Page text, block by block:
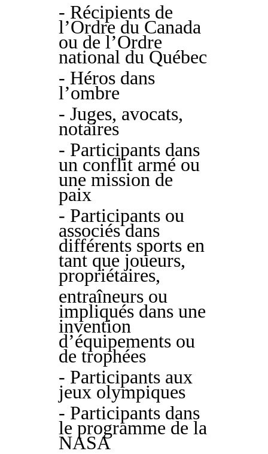
- Récipients de
l’Ordre du Canada
ou de l’Ordre
national du Québec
- Héros dans
l’ombre
- Juges, avocats,
notaires
- Participants dans
un conflit armé ou
une mission de
paix
- Participants ou
associés dans
différents sports en
tant que joueurs,
propriétaires,
entraîneurs ou
impliqués dans une
invention
d’équipements ou
de trophées
- Participants aux
jeux olympiques
- Participants dans
le programme de la
NASA